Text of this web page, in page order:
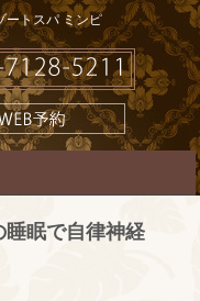
ートスパ ミンピ
睡眠で自律神経